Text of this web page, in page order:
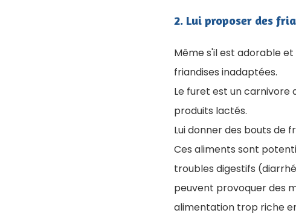
2. Lui proposer des
Même s'il est adorable
friandises inadaptées.
Le furet est un carnivore
produits lactés.
Lui donner des bouts de
Ces aliments sont
troubles digestifs
peuvent provoquer des
alimentation trop riche